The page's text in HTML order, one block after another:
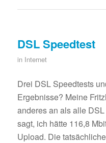
DSL Speedtest
in Internet
Drei DSL Speedtests
Ergebnisse? Meine
anderes an als alle
sagt, ich hätte 116,8
Upload. Die